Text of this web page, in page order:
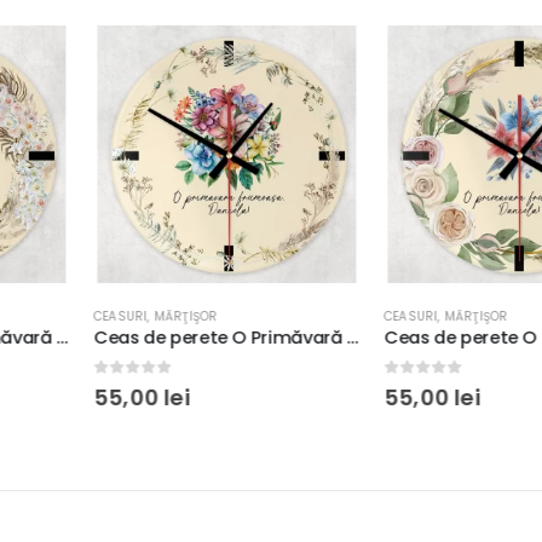
Ceas de perete O Primăvară Frumoasă #4, personalizat cu nume, diametru 20cm, Sticlă sau MDF
CEASURI,MĂRŢIŞOR
Ceas de perete O Primăvară Frumoasă #9, personalizat cu nume, diametru 20cm, Sticlă sau MDF
out of 5
55,00
CEASURI,MĂRŢIŞOR
out of 5
55,00